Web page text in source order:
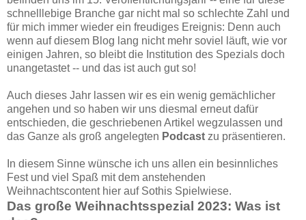
schnelllebige Branche gar nicht mal so schlechte Zahl und
für mich immer wieder ein freudiges Ereignis: Denn auch
wenn auf diesem Blog lang nicht mehr soviel läuft, wie vor
einigen Jahren, so bleibt die Institution des Spezials doch
unangetastet -- und das ist auch gut so!
Auch dieses Jahr lassen wir es ein wenig gemächlicher
angehen und so haben wir uns diesmal erneut dafür
entschieden, die geschriebenen Artikel wegzulassen und
das Ganze als groß angelegten Podcast zu präsentieren.
In diesem Sinne wünsche ich uns allen ein besinnliches
Fest und viel Spaß mit dem anstehenden
Weihnachtscontent hier auf Sothis Spielwiese.
Das große Weihnachtsspezial 2023: Was ist